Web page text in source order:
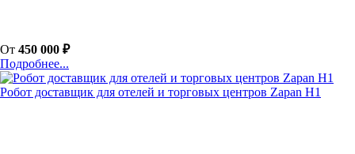
От 450 000 ₽
Подробнее...
Робот доставщик для отелей и торговых центров Zapan H1